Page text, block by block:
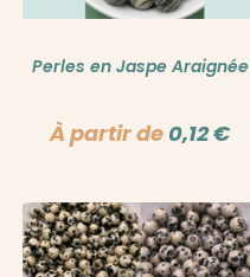
Perles en Jaspe Araignée
À partir de 0,12€